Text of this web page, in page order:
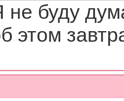
не буду
этом